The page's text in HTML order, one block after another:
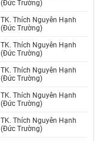
(Đức Trường)
TK. Thích Nguyên Hạnh
(Đức Trường)
TK. Thích Nguyên Hạnh
(Đức Trường)
TK. Thích Nguyên Hạnh
(Đức Trường)
TK. Thích Nguyên Hạnh
(Đức Trường)
TK. Thích Nguyên Hạnh
(Đức Trường)